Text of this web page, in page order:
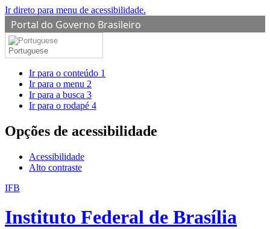
Ir direto para menu de acessibilidade.
Portal do Governo Brasileiro
Portuguese
Ir para o conteúdo 1
Ir para o menu 2
Ir para a busca 3
Ir para o rodapé 4
Opções de acessibilidade
Acessibilidade
Alto contraste
IFB
Instituto Federal de Brasília